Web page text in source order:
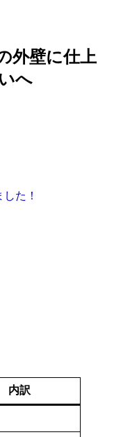
外壁に仕上
へ
た！
内訳